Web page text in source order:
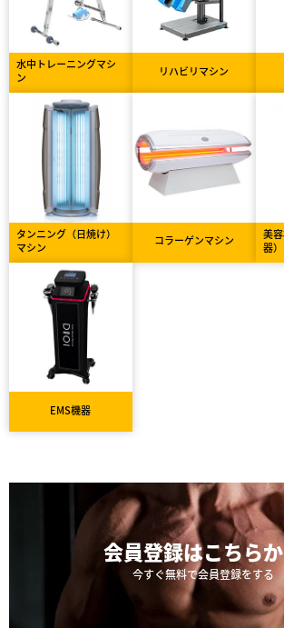
水中トレーニングマシ
ン
リハビリマシン
タンニング（日焼け）
マシン
コラーゲンマシン
美
器）
EMS機器
会員登録はこちら
今すぐ無料で会員登録をする